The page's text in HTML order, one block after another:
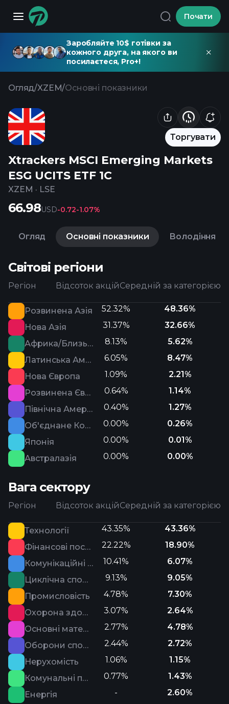
Почати
Заробляйте 10$ готівки за
кожного друга, на якого ви
посилаєтеся, Pro+!
Огляд/XZEM/Основні показники
Торгувати
Xtrackers MSCI Emerging Markets
ESG UCITS ETF 1C
XZEM · LSE
66.98USD-0.72-1.07%
Огляд Основні показники Володіння
Світові регіони
Регіон Відсоток акційСередній за категорією
Розвинена Азія 52.32%
48.36%
Нова Азія
31.37%
32.66%
Африка/Близький Схід
8.13%
5.62%
Латинська Америка
6.05%
8.47%
Нова Європа
1.09%
2.21%
Розвинена Європа
0.64%
1.14%
Північна Америка
0.40%
1.27%
Об'єднане Королівство
0.00%
0.26%
Японія
0.00%
0.01%
Австралазія
0.00% 0.00%
Вага сектору
Регіон Відсоток акційСередній за категорією
Технології 43.35%
43.36%
Фінансові послуги
22.22%
18.90%
Комунікаційні послуги
10.41%
6.07%
Циклічна споживча сфера
9.13%
9.05%
Промисловість
4.78%
7.30%
Охорона здоров'я
3.07%
2.64%
Основні матеріали
2.77%
4.78%
Оборони споживача
2.44%
2.72%
Нерухомість
1.06%
1.15%
Комунальні послуги
0.77%
1.43%
Енергія
- 2.60%